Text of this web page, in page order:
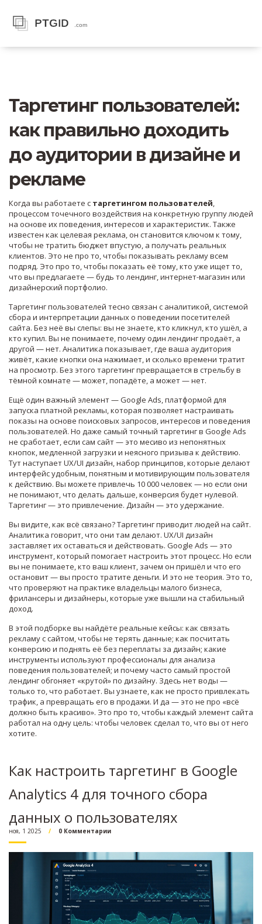
Таргетинг пользователей:
как правильно доходить
до аудитории в дизайне и
рекламе
Когда вы работаете с таргетингом пользователей,
процессом точечного воздействия на конкретную группу людей
на основе их поведения, интересов и характеристик. Также
известен как целевая реклама, он становится ключом к тому,
чтобы не тратить бюджет впустую, а получать реальных
клиентов. Это не про то, чтобы показывать рекламу всем
подряд. Это про то, чтобы показать её тому, кто уже ищет то,
что вы предлагаете — будь то лендинг, интернет-магазин или
дизайнерский портфолио.
Таргетинг пользователей тесно связан с аналитикой,системой
сбора и интерпретации данных о поведении посетителей
сайта. Без неё вы слепы: вы не знаете, кто кликнул, кто ушёл, а
кто купил. Вы не понимаете, почему один лендинг продаёт, а
другой — нет. Аналитика показывает, где ваша аудитория
живёт, какие кнопки она нажимает, и сколько времени тратит
на просмотр. Без этого таргетинг превращается в стрельбу в
тёмной комнате — может, попадёте, а может — нет.
Ещё один важный элемент —Google Ads,платформой для
запуска платной рекламы, которая позволяет настраивать
показы на основе поисковых запросов, интересов и поведения
пользователей. Но даже самый точный таргетинг в Google Ads
не сработает, если сам сайт — это месиво из непонятных
кнопок, медленной загрузки и неясного призыва к действию.
Тут наступаетUX/UI дизайн,набор принципов, которые делают
интерфейс удобным, понятным и мотивирующим пользователя
к действию. Вы можете привлечь 10 000 человек — но если они
не понимают, что делать дальше, конверсия будет нулевой.
Таргетинг — это привлечение. Дизайн — это удержание.
Вы видите, как всё связано? Таргетинг приводит людей на сайт.
Аналитика говорит, что они там делают. UX/UI дизайн
заставляет их оставаться и действовать. Google Ads — это
инструмент, который помогает настроить этот процесс. Но если
вы не понимаете, кто ваш клиент, зачем он пришёл и что его
остановит — вы просто тратите деньги. И это не теория. Это то,
что проверяют на практике владельцы малого бизнеса,
фрилансеры и дизайнеры, которые уже вышли на стабильный
доход.
В этой подборке вы найдёте реальные кейсы: как связать
рекламу с сайтом, чтобы не терять данные; как посчитать
конверсию и поднять её без переплаты за дизайн; какие
инструменты используют профессионалы для анализа
поведения пользователей; и почему часто самый простой
лендинг обгоняет «крутой» по дизайну. Здесь нет воды —
только то, что работает. Вы узнаете, как не просто привлекать
трафик, а превращать его в продажи. И да — это не про «всё
должно быть красиво». Это про то, чтобы каждый элемент сайта
работал на одну цель: чтобы человек сделал то, что вы от него
хотите.
Как настроить таргетинг в Google
Analytics 4 для точного сбора
данных о пользователях
ноя, 1 2025 0 Комментарии